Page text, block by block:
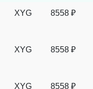
XYG 8558 ₽
XYG 8558 ₽
XYG 8558 ₽